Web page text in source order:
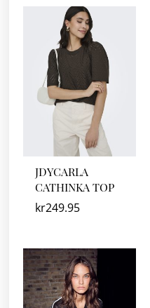
JDYCARLA
CATHINKA TOP
kr249.95